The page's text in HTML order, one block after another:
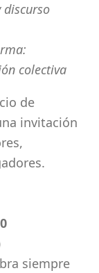
colectiva
de
invitación
siempre